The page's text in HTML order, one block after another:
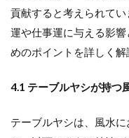
貢献すると考えられて
運や仕事運に与える影
めのポイントを詳しく解
4.1 テーブルヤシが持つ
テーブルヤシは、風水